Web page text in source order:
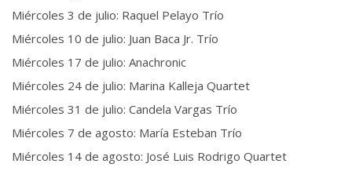
Miércoles 3 de julio: Raquel Pelayo Trío
Miércoles 10 de julio: Juan Baca Jr. Trío
Miércoles 17 de julio: Anachronic
Miércoles 24 de julio: Marina Kalleja Quartet
Miércoles 31 de julio: Candela Vargas Trío
Miércoles 7 de agosto: María Esteban Trío
Miércoles 14 de agosto: José Luis Rodrigo Quartet